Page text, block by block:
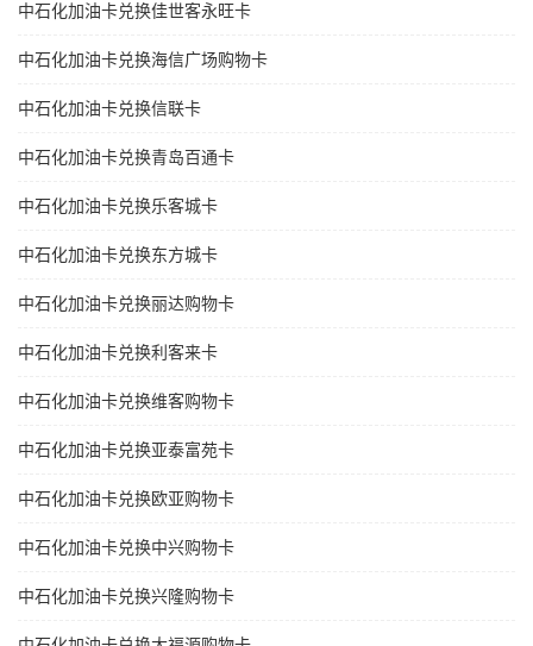
中石化加油卡兑换佳世客永旺卡
中石化加油卡兑换海信广场购物卡
中石化加油卡兑换信联卡
中石化加油卡兑换青岛百通卡
中石化加油卡兑换乐客城卡
中石化加油卡兑换东方城卡
中石化加油卡兑换丽达购物卡
中石化加油卡兑换利客来卡
中石化加油卡兑换维客购物卡
中石化加油卡兑换亚泰富苑卡
中石化加油卡兑换欧亚购物卡
中石化加油卡兑换中兴购物卡
中石化加油卡兑换兴隆购物卡